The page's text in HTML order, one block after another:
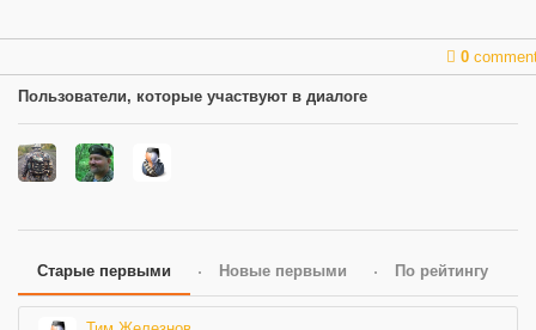
0
Пользователи, которые участвуют в диалоге
Старые первыми Новые первыми По рейтингу